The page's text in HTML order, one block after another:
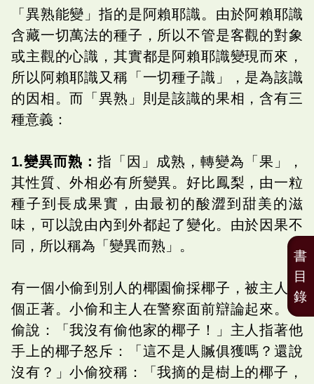
「異熟能變」指的是阿賴耶識。由於阿賴耶識
含藏一切萬法的種子，所以不管是客觀的對象
或主觀的心識，其實都是阿賴耶識變現而來，
所以阿賴耶識又稱「一切種子識」，是為該識
的因相。而「異熟」則是該識的果相，含有三
種意義：
1.變異而熟： 指「因」成熟，轉變為「果」，
其性質、外相必有所變異。好比鳳梨，由一粒
種子到長成果實，由最初的酸澀到甜美的滋
味，可以說由內到外都起了變化。由於因果不
同，所以稱為「變異而熟」。
有一個小偷到別人的椰園偷採椰子，被主人逮
個正著。小偷和主人在警察面前辯論起來。小
偷說：「我沒有偷他家的椰子！」主人指著他
手上的椰子怒斥：「這不是人贓俱獲嗎？還說
沒有？」小偷狡稱：「我摘的是樹上的椰子，
書
目
錄